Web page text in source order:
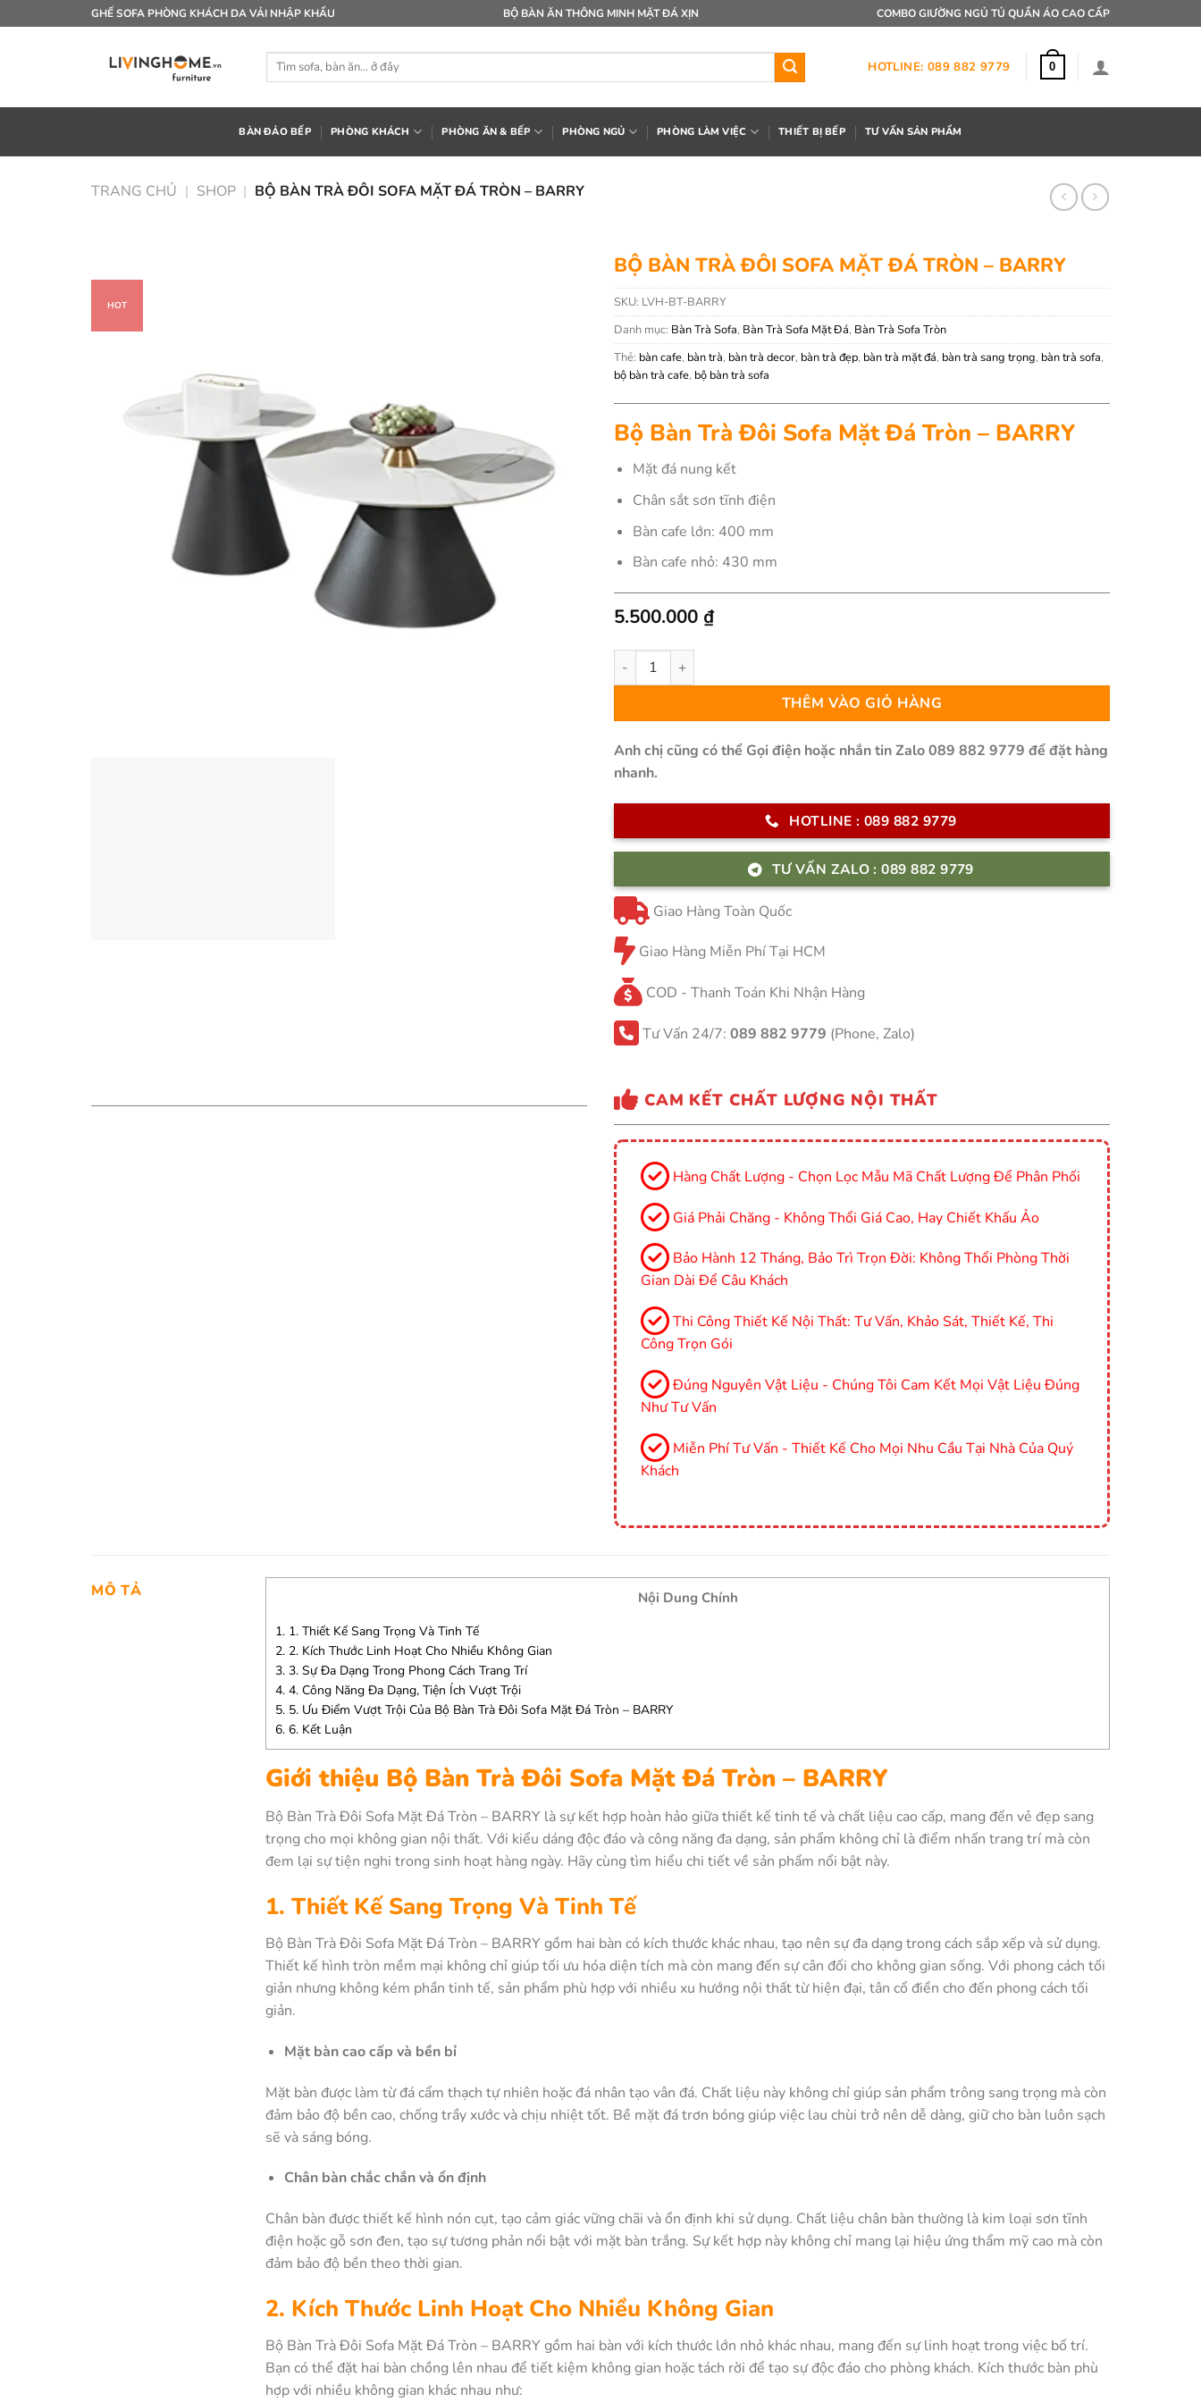
qua
GHẾ SOFA PHÒNG KHÁCH DA VẢI NHẬP KHẨU BỘ BÀN ĂN THÔNG MINH MẶT ĐÁ XỊN COMBO GIƯỜNG NGỦ TỦ QUẦN ÁO CAO CẤP
Tìm
HOTLINE: 089 882 9779 0
BÀN ĐẢO BẾP PHÒNG KHÁCH PHÒNG ĂN & BẾP PHÒNG NGỦ PHÒNG LÀM VIỆC THIẾT BỊ BẾP TƯ VẤN SẢN PHẨM
TRANG CHỦ | SHOP | BỘ BÀN TRÀ ĐÔI SOFA MẶT ĐÁ TRÒN – BARRY
HOT
BỘ BÀN TRÀ ĐÔI SOFA MẶT ĐÁ TRÒN – BARRY
SKU: LVH-BT-BARRY
Danh mục: Bàn Trà Sofa, Bàn Trà Sofa Mặt Đá, Bàn Trà Sofa Tròn
Thẻ: bàn cafe, bàn trà, bàn trà decor, bàn trà đẹp, bàn trà mặt đá, bàn trà sang trọng, bàn trà sofa,
bộ bàn trà cafe, bộ bàn trà sofa
Bộ Bàn Trà Đôi Sofa Mặt Đá Tròn – BARRY
Mặt đá nung kết
Chân sắt sơn tĩnh điện
Bàn cafe lớn: 400 mm
Bàn cafe nhỏ: 430 mm
5.500.000 ₫
Bộ Bàn Trà Đôi Sofa Mặt Đá Tròn - BARRY số lượng
THÊM VÀO GIỎ HÀNG
Anh chị cũng có thể Gọi điện hoặc nhắn tin Zalo 089 882 9779 để đặt hàng
nhanh.
HOTLINE : 089 882 9779
TƯ VẤN ZALO : 089 882 9779
Giao Hàng Toàn Quốc
Giao Hàng Miễn Phí Tại HCM
COD - Thanh Toán Khi Nhận Hàng
Tư Vấn 24/7: 089 882 9779 (Phone, Zalo)
CAM KẾT CHẤT LƯỢNG NỘI THẤT
Hàng Chất Lượng - Chọn Lọc Mẫu Mã Chất Lượng Để Phân Phối
Giá Phải Chăng - Không Thổi Giá Cao, Hay Chiết Khấu Ảo
Bảo Hành 12 Tháng, Bảo Trì Trọn Đời: Không Thổi Phòng Thời
Gian Dài Để Câu Khách
Thi Công Thiết Kế Nội Thất: Tư Vấn, Khảo Sát, Thiết Kế, Thi
Công Trọn Gói
Đúng Nguyên Vật Liệu - Chúng Tôi Cam Kết Mọi Vật Liệu Đúng
Như Tư Vấn
Miễn Phí Tư Vấn - Thiết Kế Cho Mọi Nhu Cầu Tại Nhà Của Quý
Khách
MÔ TẢ Nội Dung Chính
1. 1. Thiết Kế Sang Trọng Và Tinh Tế
2. 2. Kích Thước Linh Hoạt Cho Nhiều Không Gian
3. 3. Sự Đa Dạng Trong Phong Cách Trang Trí
4. 4. Công Năng Đa Dạng, Tiện Ích Vượt Trội
5. 5. Ưu Điểm Vượt Trội Của Bộ Bàn Trà Đôi Sofa Mặt Đá Tròn – BARRY
6. 6. Kết Luận
Giới thiệu Bộ Bàn Trà Đôi Sofa Mặt Đá Tròn – BARRY
Bộ Bàn Trà Đôi Sofa Mặt Đá Tròn – BARRY là sự kết hợp hoàn hảo giữa thiết kế tinh tế và chất liệu cao cấp, mang đến vẻ đẹp sang
trọng cho mọi không gian nội thất. Với kiểu dáng độc đáo và công năng đa dạng, sản phẩm không chỉ là điểm nhấn trang trí mà còn
đem lại sự tiện nghi trong sinh hoạt hàng ngày. Hãy cùng tìm hiểu chi tiết về sản phẩm nổi bật này.
1. Thiết Kế Sang Trọng Và Tinh Tế
Bộ Bàn Trà Đôi Sofa Mặt Đá Tròn – BARRY gồm hai bàn có kích thước khác nhau, tạo nên sự đa dạng trong cách sắp xếp và sử dụng.
Thiết kế hình tròn mềm mại không chỉ giúp tối ưu hóa diện tích mà còn mang đến sự cân đối cho không gian sống. Với phong cách tối
giản nhưng không kém phần tinh tế, sản phẩm phù hợp với nhiều xu hướng nội thất từ hiện đại, tân cổ điển cho đến phong cách tối
giản.
Mặt bàn cao cấp và bền bỉ
Mặt bàn được làm từ đá cẩm thạch tự nhiên hoặc đá nhân tạo vân đá. Chất liệu này không chỉ giúp sản phẩm trông sang trọng mà còn
đảm bảo độ bền cao, chống trầy xước và chịu nhiệt tốt. Bề mặt đá trơn bóng giúp việc lau chùi trở nên dễ dàng, giữ cho bàn luôn sạch
sẽ và sáng bóng.
Chân bàn chắc chắn và ổn định
Chân bàn được thiết kế hình nón cụt, tạo cảm giác vững chãi và ổn định khi sử dụng. Chất liệu chân bàn thường là kim loại sơn tĩnh
điện hoặc gỗ sơn đen, tạo sự tương phản nổi bật với mặt bàn trắng. Sự kết hợp này không chỉ mang lại hiệu ứng thẩm mỹ cao mà còn
đảm bảo độ bền theo thời gian.
2. Kích Thước Linh Hoạt Cho Nhiều Không Gian
Bộ Bàn Trà Đôi Sofa Mặt Đá Tròn – BARRY gồm hai bàn với kích thước lớn nhỏ khác nhau, mang đến sự linh hoạt trong việc bố trí.
Bạn có thể đặt hai bàn chồng lên nhau để tiết kiệm không gian hoặc tách rời để tạo sự độc đáo cho phòng khách. Kích thước bàn phù
hợp với nhiều không gian khác nhau như: